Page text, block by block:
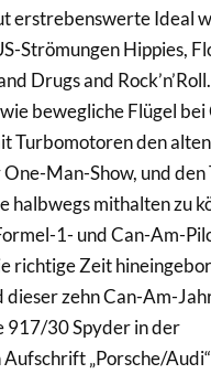
erstrebenswerte Ideal
Strömungen Hippies,
Drugs and Rock’n’Roll.
bewegliche Flügel
Turbomotoren den
Man-Show, und den
halbwegs mithalten zu
1- und Can-Am-
richtige Zeit
dieser zehn Can-Am-
917/30 Spyder in der
„Porsche/